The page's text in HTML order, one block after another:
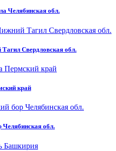
Челябинская обл.
Свердловская обл.
край
Челябинская обл.